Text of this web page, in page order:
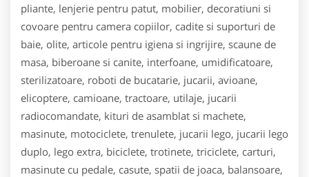
pliante, lenjerie pentru patut, mobilier, decoratiuni si
covoare pentru camera copiilor, cadite si suporturi de
baie, olite, articole pentru igiena si ingrijire, scaune de
masa, biberoane si canite, interfoane, umidificatoare,
sterilizatoare, roboti de bucatarie, jucarii, avioane,
elicoptere, camioane, tractoare, utilaje, jucarii
radiocomandate, kituri de asamblat si machete,
masinute, motociclete, trenulete, jucarii lego, jucarii lego
duplo, lego extra, biciclete, trotinete, triciclete, carturi,
masinute cu pedale, casute, spatii de joaca, balansoare,